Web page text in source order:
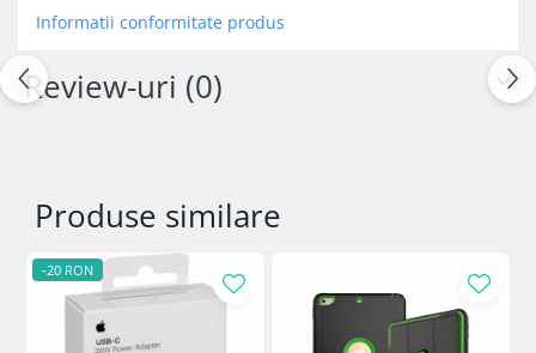
Componente
iPhone 11
iPhone 12 Mini
iPhone 12 Pro Max
iPhone 13
iPhone 13 Mini
Informatii conformitate produs
Review-uri (0)
Produse similare
-20 RON